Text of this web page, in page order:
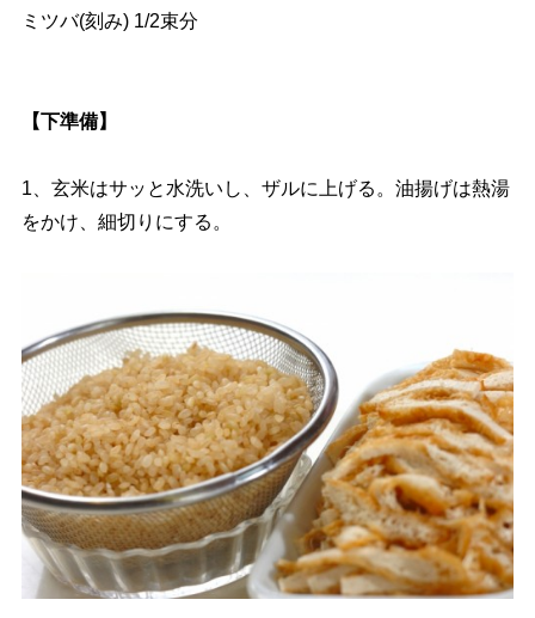
ミツバ(刻み) 1/2束分
【下準備】
1、玄米はサッと水洗いし、ザルに上げる。油揚げは熱湯
をかけ、細切りにする。